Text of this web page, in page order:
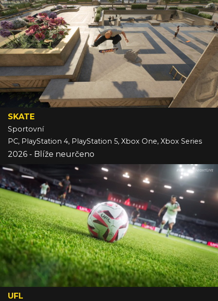
SKATE
Sportovní
PC, PlayStation 4, PlayStation 5, Xbox One, Xbox Series
2026 - Blíže neurčeno
UFL